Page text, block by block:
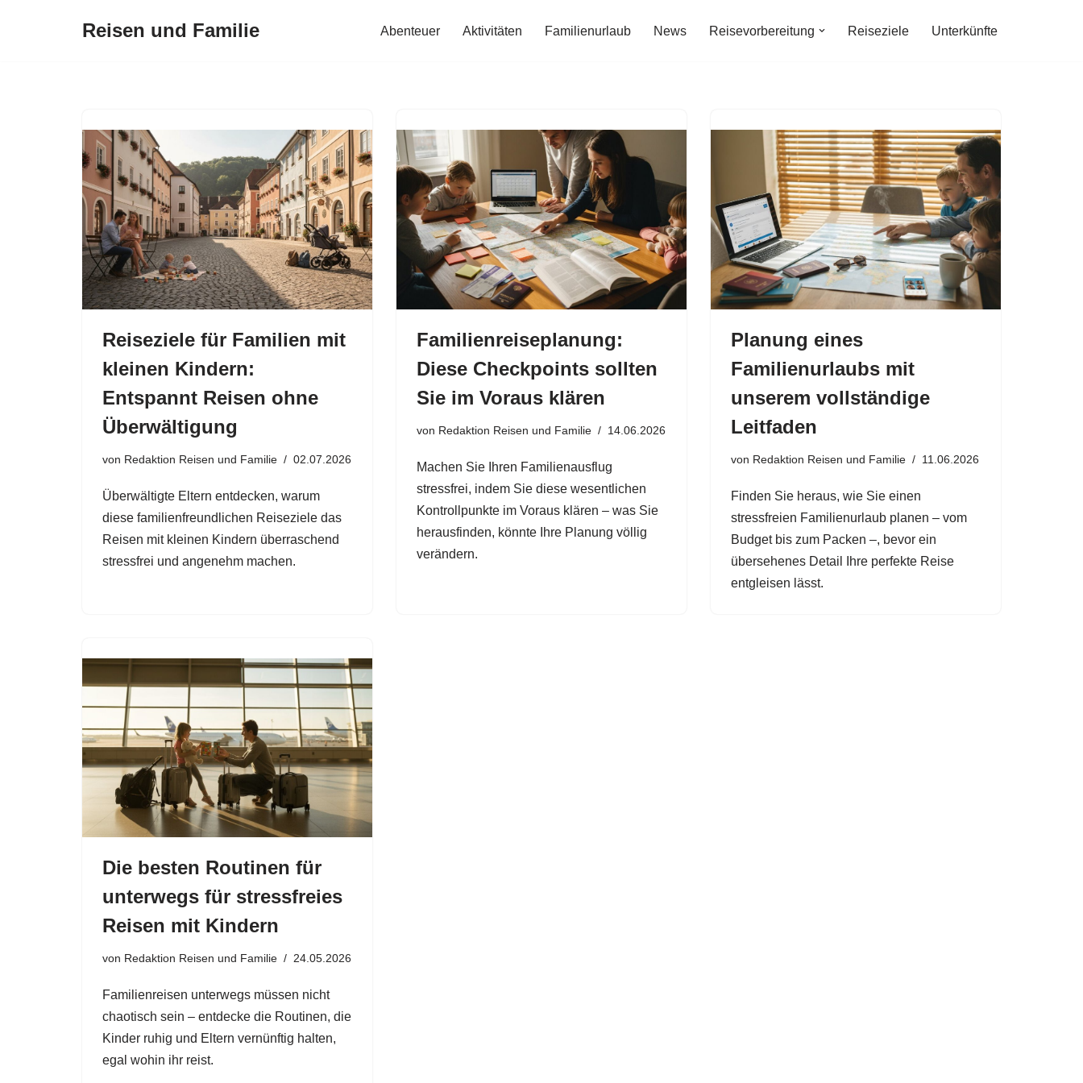
Reisen und Familie Abenteuer Aktivitäten Familienurlaub News Reisevorbereitung Reiseziele Unterkünfte
Reiseziele für Familien mit
kleinen Kindern:
Entspannt Reisen ohne
Überwältigung
von Redaktion Reisen und Familie 02.07.2026
Überwältigte Eltern entdecken, warum
diese familienfreundlichen Reiseziele das
Reisen mit kleinen Kindern überraschend
stressfrei und angenehm machen.
Familienreiseplanung:
Diese Checkpoints sollten
Sie im Voraus klären
von Redaktion Reisen und Familie 14.06.2026
Machen Sie Ihren Familienausflug
stressfrei, indem Sie diese wesentlichen
Kontrollpunkte im Voraus klären – was Sie
herausfinden, könnte Ihre Planung völlig
verändern.
Planung eines
Familienurlaubs mit
unserem vollständige
Leitfaden
von Redaktion Reisen und Familie 11.06.2026
Finden Sie heraus, wie Sie einen
stressfreien Familienurlaub planen – vom
Budget bis zum Packen –, bevor ein
übersehenes Detail Ihre perfekte Reise
entgleisen lässt.
Die besten Routinen für
unterwegs für stressfreies
Reisen mit Kindern
von Redaktion Reisen und Familie 24.05.2026
Familienreisen unterwegs müssen nicht
chaotisch sein – entdecke die Routinen, die
Kinder ruhig und Eltern vernünftig halten,
egal wohin ihr reist.